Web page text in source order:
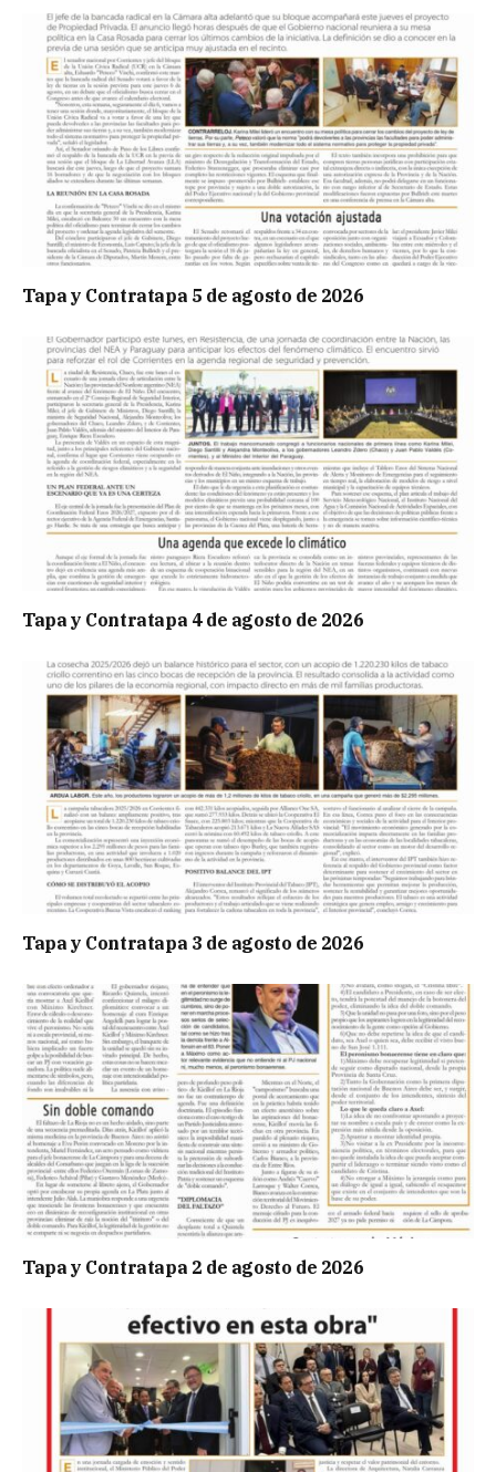
Tapa y Contratapa 5 de agosto de 2026
Tapa y Contratapa 4 de agosto de 2026
Tapa y Contratapa 3 de agosto de 2026
Tapa y Contratapa 2 de agosto de 2026